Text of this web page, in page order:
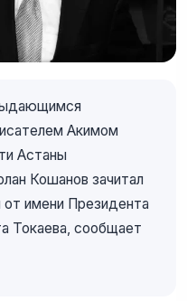
Акимом
Астаны
Кошанов зачитал
от имени Президента
Токаева, сообщает